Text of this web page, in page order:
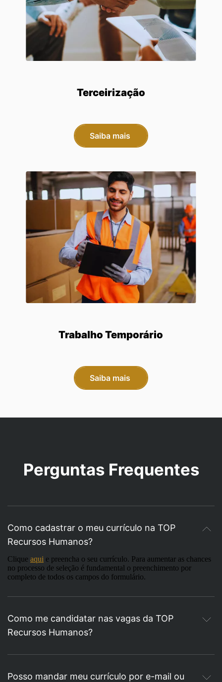
Terceirização
Saiba mais
Trabalho Temporário
Saiba mais
Perguntas Frequentes
Como cadastrar o meu currículo na TOP
Recursos Humanos?
Clique aqui e preencha o seu currículo. Para aumentar as chances
no processo de seleção é fundamental o preenchimento por
completo de todos os campos do formulário.
Como me candidatar nas vagas da TOP
Recursos Humanos?
Posso mandar meu currículo por e-mail ou